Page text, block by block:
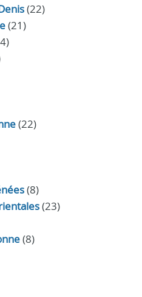
(22)
(21)
(22)
(8)
(23)
(8)